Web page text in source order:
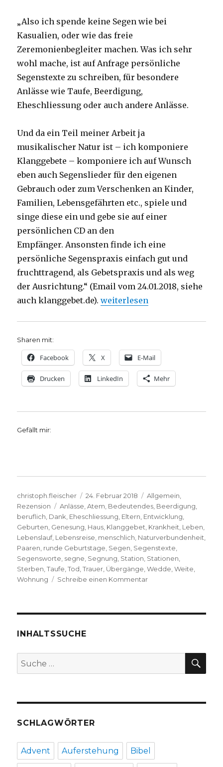
„Also ich spende keine Segen wie bei
Kasualien, oder wie das freie
Zeremonienbegleiter machen. Was ich sehr
wohl mache, ist auf Anfrage persönliche
Segenstexte zu schreiben, für besondere
Anlässe wie Taufe, Beerdigung,
Eheschliessung oder auch andere Anlässe.
Und da ein Teil meiner Arbeit ja
musikalischer Natur ist – ich komponiere
Klanggebete – komponiere ich auf Wunsch
eben auch Segenslieder für den eigenen
Gebrauch oder zum Verschenken an Kinder,
Familien, Lebensgefährten etc., spiele und
singe diese ein und gebe sie auf einer
persönlichen CD an den
Empfänger. Ansonsten finde ich eine
persönliche Segenspraxis einfach gut und
fruchttragend, als Gebetspraxis und als weg
der Ausrichtung.“ (Email vom 24.01.2018, siehe
auch klanggebet.de).„Sei gesegnet! Rezension
weiterlesen
Sharen mit:
Facebook X E-Mail
Drucken LinkedIn Mehr
Gefällt mir:
Autor
christoph.fleischer
Veröffentlicht
am
24. Februar 2018 Kategorien
Allgemein
Rezension
Schlagwörter
Anlässe ,Atem Bedeutendes Beerdigung
beruflich Dank Eheschliessung Eltern Entwicklung
Geburten Genesung Haus Klanggebet Krankheit Leben
Lebenslauf, Lebensreise menschlich Naturverbundenheit
Paaren runde Geburtstage Segen Segenstexte
Segensworte segne Segnung Station Stationen
Sterben ,Taufe ,Tod ,Trauer Übergänge ,Wedde ,Weite
Wohnung
Schreibe einen Kommentarzu
Welver
INHALTSSUCHE
Suche
nach:
SCHLAGWÖRTER
Advent Auferstehung Bibel